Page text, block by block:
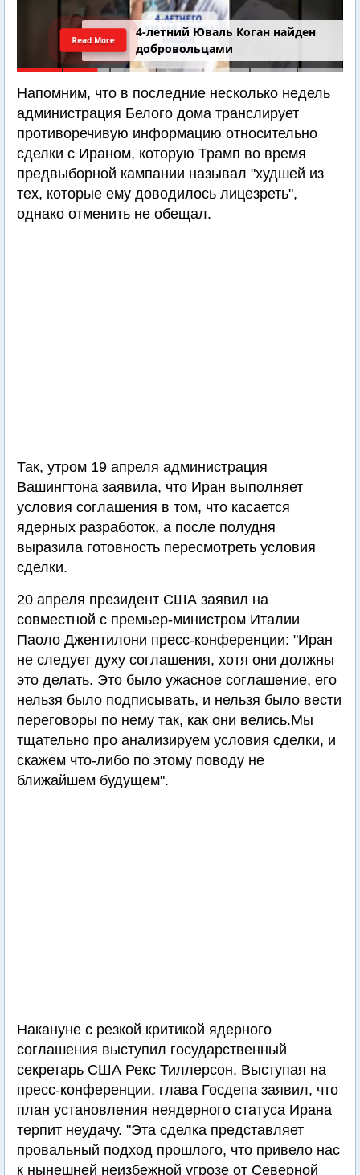
4-летний Юваль Коган найден
добровольцами
Read More
Напомним, что в последние несколько недель
администрация Белого дома транслирует
противоречивую информацию относительно
сделки с Ираном, которую Трамп во время
предвыборной кампании называл "худшей из
тех, которые ему доводилось лицезреть",
однако отменить не обещал.
Так, утром 19 апреля администрация
Вашингтона заявила, что Иран выполняет
условия соглашения в том, что касается
ядерных разработок, а после полудня
выразила готовность пересмотреть условия
сделки.
20 апреля президент США заявил на
совместной с премьер-министром Италии
Паоло Джентилони пресс-конференции: "Иран
не следует духу соглашения, хотя они должны
это делать. Это было ужасное соглашение, его
нельзя было подписывать, и нельзя было вести
переговоры по нему так, как они велись.Мы
тщательно про анализируем условия сделки, и
скажем что-либо по этому поводу не
ближайшем будущем".
Накануне с резкой критикой ядерного
соглашения выступил государственный
секретарь США Рекс Тиллерсон. Выступая на
пресс-конференции, глава Госдепа заявил, что
план установления неядерного статуса Ирана
терпит неудачу. "Эта сделка представляет
провальный подход прошлого, что привело нас
к нынешней неизбежной угрозе от Северной